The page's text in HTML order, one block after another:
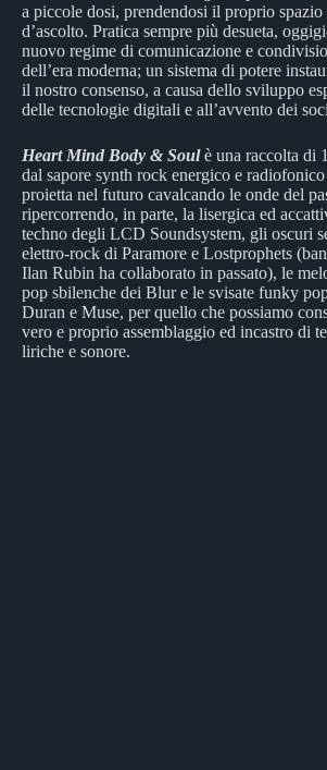
a piccole dosi, prendendosi il proprio spazio
d’ascolto. Pratica sempre più desueta,
nuovo regime di comunicazione e
dell’era moderna; un sistema di potere
il nostro consenso, a causa dello sviluppo
delle tecnologie digitali e all’avvento dei
Heart Mind Body & Soulè una raccolta di
dal sapore synth rock energico e radiofonico
proietta nel futuro cavalcando le onde del
ripercorrendo, in parte, la lisergica ed
techno degli LCD Soundsystem, gli oscuri
elettro-rock di Paramore e Lostprophets
Ilan Rubin ha collaborato in passato), le
pop sbilenche dei Blur e le svisate funky
Duran e Muse, per quello che possiamo
vero e proprio assemblaggio ed incastro di
liriche e sonore.